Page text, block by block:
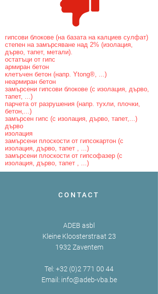
гипсови блокове (на базата на калциев сулфат)
степен на замърсяване над 2% (изолация,
дърво, тапет, метали).
остатъци от гипс
армиран бетон
клетъчен бетон (напр. Ytong®, ...)
неармиран бетон
замърсени гипсови блокове (с изолация, дърво,
тапет, ...)
парчета от разрушения (напр. тухли, плочки,
бетон,...)
замърсен гипс (с изолация, дърво, тапет,...)
дърво
изолация
замърсени плоскости от гипсокартон (с
изолация, дърво, тапет , ...)
замърсени плоскости от гипсофазер (с
изолация, дърво, тапет , ...)
CONTACT
ADEB asbl
Kleine Kloosterstraat 23
1932 Zaventem
Tel: +32 (0)2 771 00 44
Email: info@adeb-vba.be